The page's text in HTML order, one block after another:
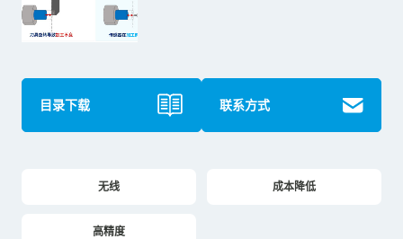
目录下载 联系方式
无线 成本降低
高精度